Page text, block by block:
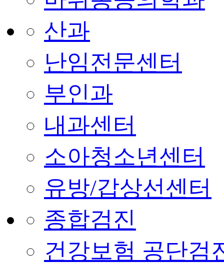
산과
난임전문센터
부인과
내과센터
소아청소년센터
유방/갑상선센터
종합검진
건강보험 공단검